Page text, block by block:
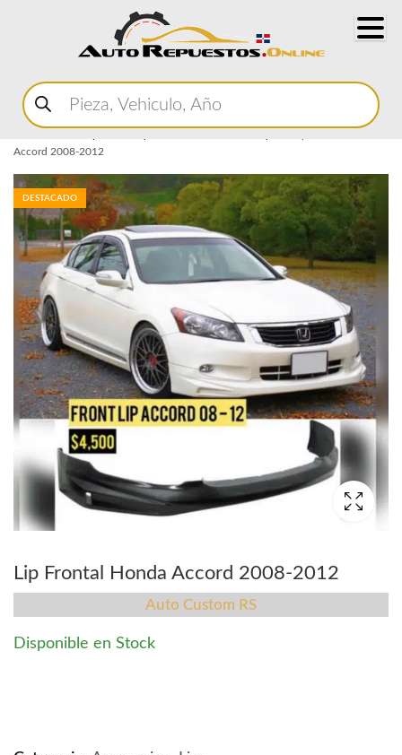
Buscar
productos
Accord 2008-2012
DESTACADO
Lip Frontal Honda Accord 2008-2012
Auto Custom RS
Disponible en Stock